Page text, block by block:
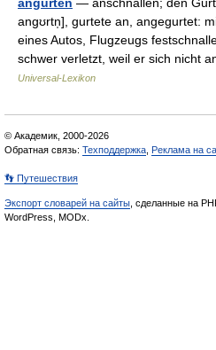
angʊrtn̩], gurtete an, angegurtet:
eines Autos, Flugzeugs
schwer verletzt, weil er sich nicht
Universal-Lexikon
© Академик, 2000-2026
Обратная связь: Техподдержка Реклама на
👣 Путешествия
Экспорт словарей на сайты , сделанные на
WordPress, MODx.